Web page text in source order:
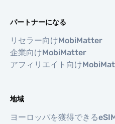
パートナーになる
リセラー向けMobiMatter
企業向けMobiMatter
アフィリエイト向け
地域
ヨーロッパを獲得できる